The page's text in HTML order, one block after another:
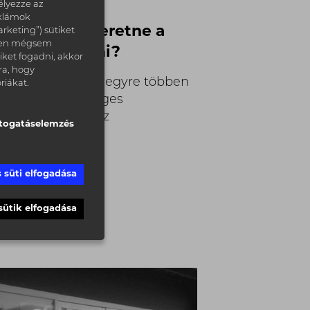
figyelj, ha
szeretne a
készíttetni?
évek során egyre többen
a marketinges
közül az
az
sütiket
mégsem
fogadni, akkor
hogy
süti elfogadása
elfogadása